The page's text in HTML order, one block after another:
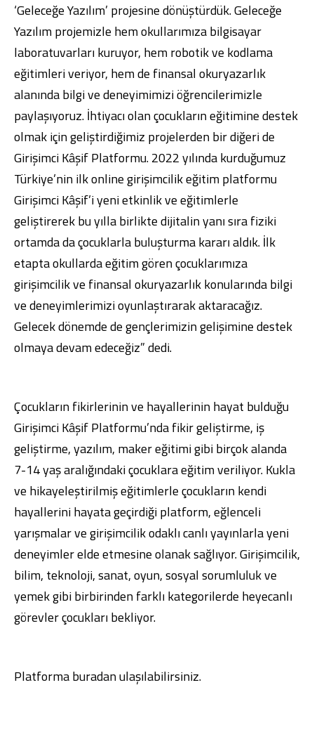
‘Geleceğe Yazılım’ projesine dönüştürdük. Geleceğe
Yazılım projemizle hem okullarımıza bilgisayar
laboratuvarları kuruyor, hem robotik ve kodlama
eğitimleri veriyor, hem de finansal okuryazarlık
alanında bilgi ve deneyimimizi öğrencilerimizle
paylaşıyoruz. İhtiyacı olan çocukların eğitimine destek
olmak için geliştirdiğimiz projelerden bir diğeri de
Girişimci Kâşif Platformu. 2022 yılında kurduğumuz
Türkiye’nin ilk online girişimcilik eğitim platformu
Girişimci Kâşif’i yeni etkinlik ve eğitimlerle
geliştirerek bu yılla birlikte dijitalin yanı sıra fiziki
ortamda da çocuklarla buluşturma kararı aldık. İlk
etapta okullarda eğitim gören çocuklarımıza
girişimcilik ve finansal okuryazarlık konularında bilgi
ve deneyimlerimizi oyunlaştırarak aktaracağız.
Gelecek dönemde de gençlerimizin gelişimine destek
olmaya devam edeceğiz” dedi.
Çocukların fikirlerinin ve hayallerinin hayat bulduğu
Girişimci Kâşif Platformu’nda fikir geliştirme, iş
geliştirme, yazılım, maker eğitimi gibi birçok alanda
7-14 yaş aralığındaki çocuklara eğitim veriliyor. Kukla
ve hikayeleştirilmiş eğitimlerle çocukların kendi
hayallerini hayata geçirdiği platform, eğlenceli
yarışmalar ve girişimcilik odaklı canlı yayınlarla yeni
deneyimler elde etmesine olanak sağlıyor. Girişimcilik,
bilim, teknoloji, sanat, oyun, sosyal sorumluluk ve
yemek gibi birbirinden farklı kategorilerde heyecanlı
görevler çocukları bekliyor.
Platformaburadanulaşılabilirsiniz.